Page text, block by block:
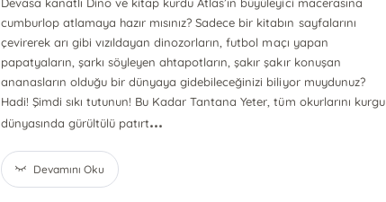
Devasa kanatlı Dino ve kitap kurdu Atlas’ın büyüleyici macerasına
cumburlop atlamaya hazır mısınız? Sadece bir kitabın sayfalarını
çevirerek arı gibi vızıldayan dinozorların, futbol maçı yapan
papatyaların, şarkı söyleyen ahtapotların, şakır şakır konuşan
ananasların olduğu bir dünyaya gidebileceğinizi biliyor muydunuz?
Hadi! Şimdi sıkı tutunun! Bu Kadar Tantana Yeter, tüm okurlarını kurgu
dünyasında gürültülü patırt...
Devamını Oku